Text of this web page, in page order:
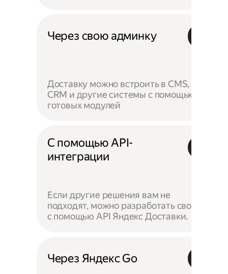
Через свою админку
Доставку можно встроить в CMS,
CRM и другие системы с помощью
готовых модулей
С помощью API-
интеграции
Если другие решения вам не
подходят, можно разработать своё —
с помощью API Яндекс Доставки.
Через Яндекс Go